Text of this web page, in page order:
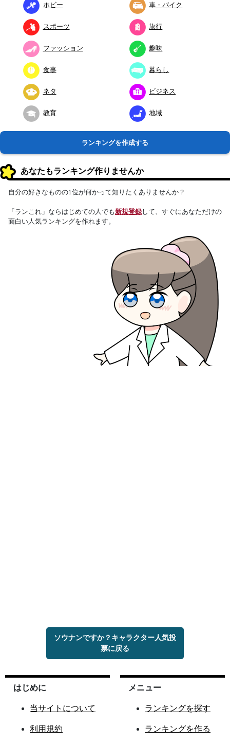
ホビー 車・バイク
スポーツ 旅行
ファッション 趣味
食事 暮らし
ネタ ビジネス
教育 地域
ランキングを作成する
あなたもランキング作りませんか
自分の好きなものの1位が何かって知りたくありませんか？
「ランこれ」ならはじめての人でも新規登録して、すぐにあなただけの
面白い人気ランキングを作れます。
ソウナンですか？キャラクター人気投
票に戻る
はじめに
当サイトについて
利用規約
メニュー
ランキングを探す
ランキングを作る